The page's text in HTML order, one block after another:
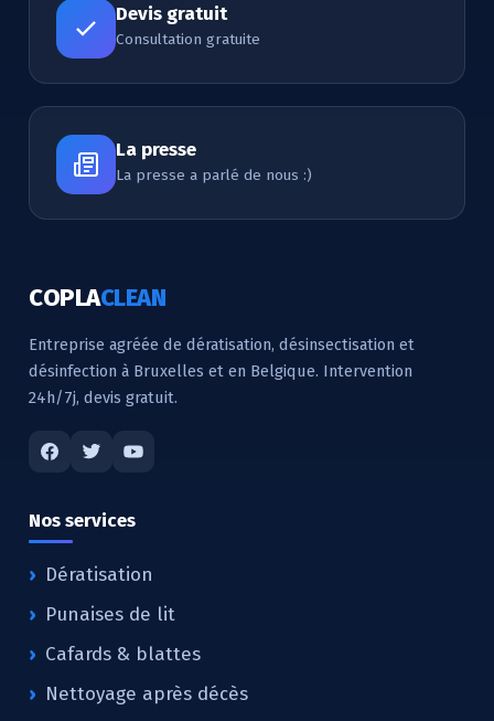
Devis gratuit
Consultation gratuite
La presse
La presse a parlé de nous :)
COPLACLEAN
Entreprise agréée de dératisation, désinsectisation et
désinfection à Bruxelles et en Belgique. Intervention
24h/7j, devis gratuit.
Nos services
Dératisation
Punaises de lit
Cafards & blattes
Nettoyage après décès